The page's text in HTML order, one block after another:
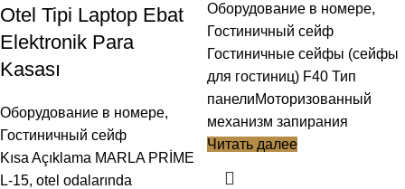
Otel Tipi Laptop Ebat
Elektronik Para
Kasası
Оборудование в номере,
Гостиничный сейф
Kısa Açıklama MARLA PRİME
L-15, otel odalarında
Оборудование в номере,
Гостиничный сейф
Гостиничные сейфы (сейфы
для гостиниц) F40 Тип
панелиМоторизованный
механизм запирания
Читать далее